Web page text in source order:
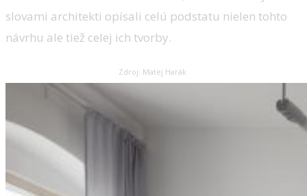
slovami architekti opísali celú podstatu nielen tohto
návrhu ale tiež celej ich tvorby.
Zdroj: Matej Harák